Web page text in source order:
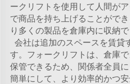
ークリフトを使用して人間が
で商品を持ち上げることがで
り多くの製品を倉庫内に収納
会社は追加のスペースを賃貸
す。フォークリフトは、倉庫
保管できるため、関係者全員
簡単にして、より効率的かつ